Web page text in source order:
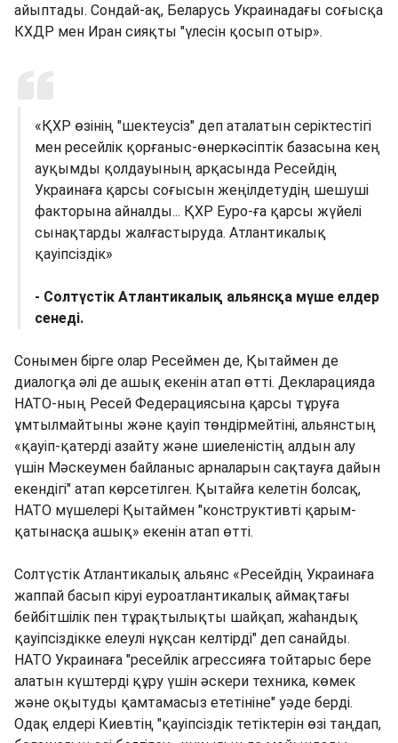
айыптады. Сондай-ақ, Беларусь Украинадағы соғысқа
КХДР мен Иран сияқты "үлесін қосып отыр».
«ҚХР өзінің "шектеусіз" деп аталатын серіктестігі
мен ресейлік қорғаныс-өнеркәсіптік базасына кең
ауқымды қолдауының арқасында Ресейдің
Украинаға қарсы соғысын жеңілдетудің шешуші
факторына айналды... ҚХР Еуро-ға қарсы жүйелі
сынақтарды жалғастыруда. Атлантикалық
қауіпсіздік»
- Солтүстік Атлантикалық альянсқа мүше елдер
сенеді.
Сонымен бірге олар Ресеймен де, Қытаймен де
диалогқа әлі де ашық екенін атап өтті. Декларацияда
НАТО-ның Ресей Федерациясына қарсы тұруға
ұмтылмайтыны және қауіп төндірмейтіні, альянстың
«қауіп-қатерді азайту және шиеленістің алдын алу
үшін Мәскеумен байланыс арналарын сақтауға дайын
екендігі" атап көрсетілген. Қытайға келетін болсақ,
НАТО мүшелері Қытаймен "конструктивті қарым-
қатынасқа ашық» екенін атап өтті.
Солтүстік Атлантикалық альянс «Ресейдің Украинаға
жаппай басып кіруі еуроатлантикалық аймақтағы
бейбітшілік пен тұрақтылықты шайқап, жаһандық
қауіпсіздікке елеулі нұқсан келтірді" деп санайды.
НАТО Украинаға "ресейлік агрессияға тойтарыс бере
алатын күштерді құру үшін әскери техника, көмек
және оқытуды қамтамасыз ететініне" уәде берді.
Одақ елдері Киевтің "қауіпсіздік тетіктерін өзі таңдап,